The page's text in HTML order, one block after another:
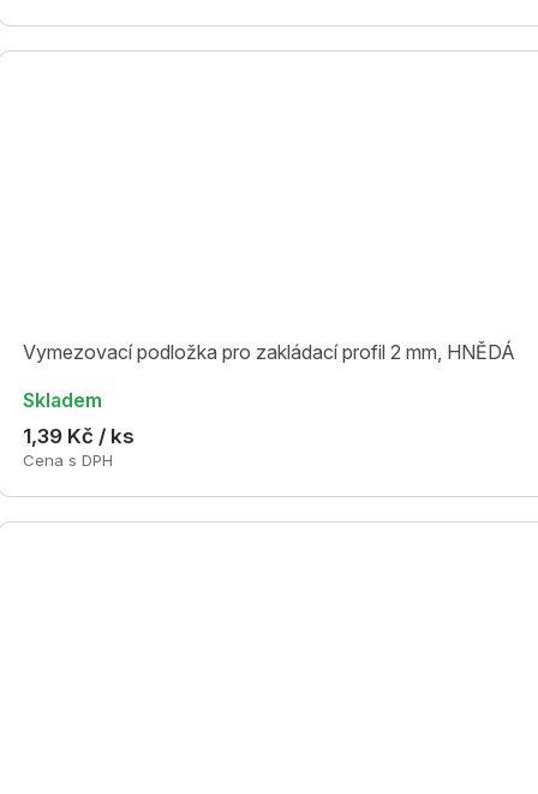
Vymezovací podložka pro zakládací profil 2 mm, HNĚDÁ
Skladem
1,39 Kč / ks
Cena s DPH